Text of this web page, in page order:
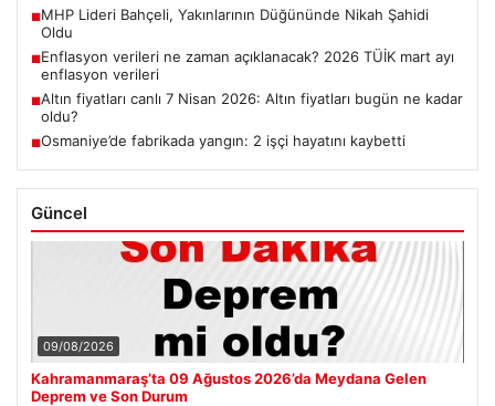
■MHP Lideri Bahçeli, Yakınlarının Düğününde Nikah Şahidi
Oldu
■Enflasyon verileri ne zaman açıklanacak? 2026 TÜİK mart ayı
enflasyon verileri
■Altın fiyatları canlı 7 Nisan 2026: Altın fiyatları bugün ne kadar
oldu?
■Osmaniye’de fabrikada yangın: 2 işçi hayatını kaybetti
Güncel
09/08/2026
Kahramanmaraş’ta 09 Ağustos 2026’da Meydana Gelen
Deprem ve Son Durum